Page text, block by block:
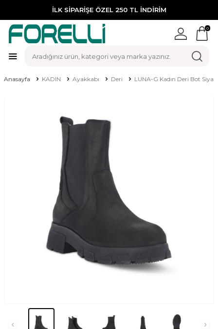
İLK SİPARİŞE ÖZEL 250 TL İNDİRİM
0
Anasayfa KADIN Ayakkabı Deri LUNA-G Kadın Deri Bot